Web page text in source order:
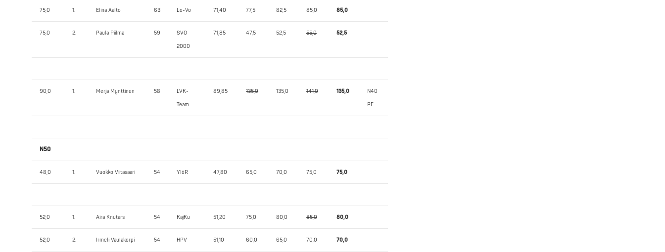
75,0 1. Elina Aalto 63 Lo-Vo 71,40 77,5 82,5 85,0 85,0
75,0 2. Paula Piilma 59 SVO
2000
71,85 47,5 52,5 55,0 52,5
90,0 1. Merja Mynttinen 58 LVK-
Team
89,85 135,0 135,0 141,0 135,0 N40
PE
N50
48,0 1. Vuokko Viitasaari 54 YlöR 47,80 65,0 70,0 75,0 75,0
52,0 1. Aira Knutars 54 KajKu 51,20 75,0 80,0 85,0 80,0
52,0 2. Irmeli Vaulakorpi 54 HPV 51,10 60,0 65,0 70,0 70,0